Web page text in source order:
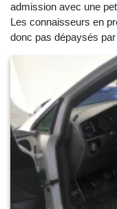
admission avec une
Les connaisseurs en
donc pas dépaysés